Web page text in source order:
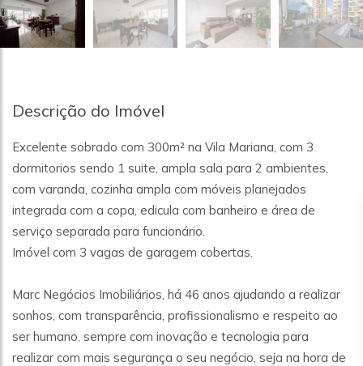
Descrição do Imóvel
Excelente sobrado com 300m² na Vila Mariana, com 3
dormitorios sendo 1 suite, ampla sala para 2 ambientes,
com varanda, cozinha ampla com móveis planejados
integrada com a copa, edicula com banheiro e área de
serviço separada para funcionário.
Imóvel com 3 vagas de garagem cobertas.
Marc Negócios Imobiliários, há 46 anos ajudando a realizar
sonhos, com transparência, profissionalismo e respeito ao
ser humano, sempre com inovação e tecnologia para
realizar com mais segurança o seu negócio, seja na hora de